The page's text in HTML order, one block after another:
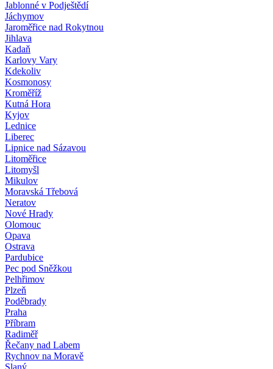
Jablonné v Podještědí
Jáchymov
Jaroměřice nad Rokytnou
Jihlava
Kadaň
Karlovy Vary
Kdekoliv
Kosmonosy
Kroměříž
Kutná Hora
Kyjov
Lednice
Liberec
Lipnice nad Sázavou
Litoměřice
Litomyšl
Mikulov
Moravská Třebová
Neratov
Nové Hrady
Olomouc
Opava
Ostrava
Pardubice
Pec pod Sněžkou
Pelhřimov
Plzeň
Poděbrady
Praha
Příbram
Radiměř
Řečany nad Labem
Rychnov na Moravě